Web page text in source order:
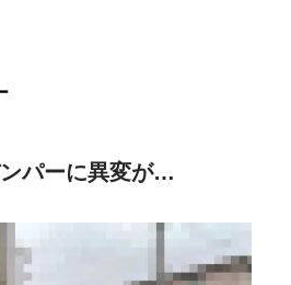
パーに異変が…